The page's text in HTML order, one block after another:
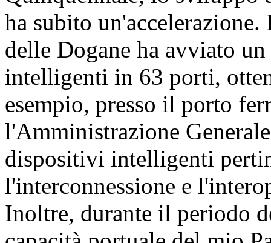
ha subito
delle Dogane ha avviato
intelligenti in 63 porti,
esempio, presso il porto
l'Amministrazione
dispositivi intelligenti
l'interconnessione e
Inoltre, durante il periodo